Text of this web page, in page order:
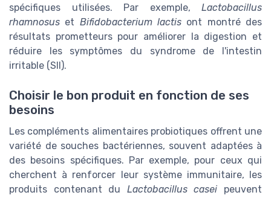
spécifiques utilisées. Par exemple, Lactobacillus
rhamnosus et Bifidobacterium lactis ont montré des
résultats prometteurs pour améliorer la digestion et
réduire les symptômes du syndrome de l'intestin
irritable (SII).
Choisir le bon produit en fonction de ses
besoins
Les compléments alimentaires probiotiques offrent une
variété de souches bactériennes, souvent adaptées à
des besoins spécifiques. Par exemple, pour ceux qui
cherchent à renforcer leur système immunitaire, les
produits contenant du Lactobacillus casei peuvent